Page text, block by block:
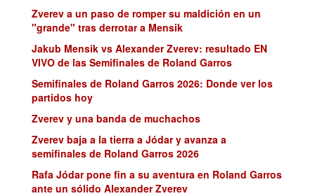
Zverev a un paso de romper su maldición en un
"grande" tras derrotar a Mensik
Jakub Mensik vs Alexander Zverev: resultado EN
VIVO de las Semifinales de Roland Garros
Semifinales de Roland Garros 2026: Donde ver los
partidos hoy
Zverev y una banda de muchachos
Zverev baja a la tierra a Jódar y avanza a
semifinales de Roland Garros 2026
Rafa Jódar pone fin a su aventura en Roland Garros
ante un sólido Alexander Zverev